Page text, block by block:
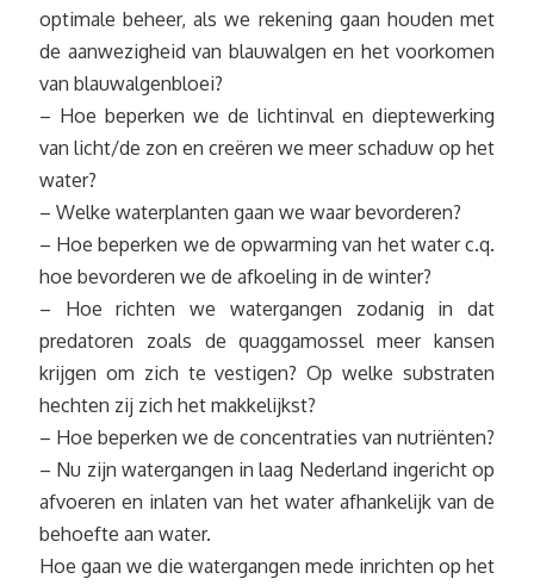
optimale beheer, als we rekening gaan houden met
de aanwezigheid van blauwalgen en het voorkomen
van blauwalgenbloei?
– Hoe beperken we de lichtinval en dieptewerking
van licht/de zon en creëren we meer schaduw op het
water?
– Welke waterplanten gaan we waar bevorderen?
– Hoe beperken we de opwarming van het water c.q.
hoe bevorderen we de afkoeling in de winter?
– Hoe richten we watergangen zodanig in dat
predatoren zoals de quaggamossel meer kansen
krijgen om zich te vestigen? Op welke substraten
hechten zij zich het makkelijkst?
– Hoe beperken we de concentraties van nutriënten?
– Nu zijn watergangen in laag Nederland ingericht op
afvoeren en inlaten van het water afhankelijk van de
behoefte aan water.
Hoe gaan we die watergangen mede inrichten op het